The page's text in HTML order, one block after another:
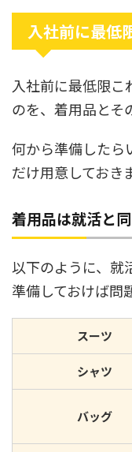
入社前に最低
入社前に最低限こ
のを、着用品とそ
何から準備したら
だけ用意しておき
着用品は就活と
以下のように、就
準備しておけば問
スーツ
シャツ
バッグ